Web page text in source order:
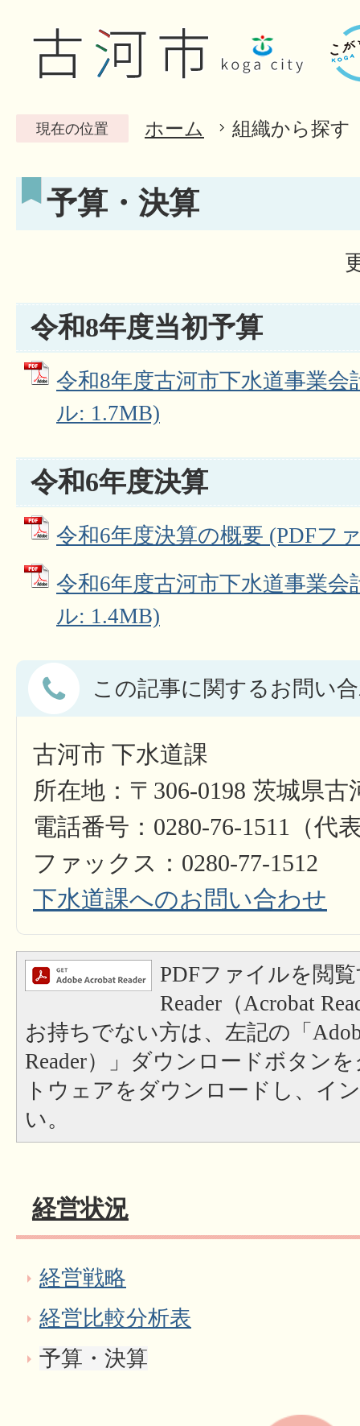
現在の位置 ホーム 組織から探す
予算・決算
令和8年度当初予算
令和8年度古河市下水道事業会
ル: 1.7MB)
令和6年度決算
令和6年度決算の概要 (PDFフ
令和6年度古河市下水道事業会
ル: 1.4MB)
この記事に関するお問い
古河市 下水道課
所在地：〒306-0198 茨城県古
電話番号：0280-76-1511（代
ファックス：0280-77-1512
下水道課へのお問い合わせ
PDFファイルを閲
Reader（Acrobat
お持ちでない方は、左記の「
Reader）」ダウンロードボタン
トウェアをダウンロードし、イ
い。
経営状況
経営戦略
経営比較分析表
予算・決算